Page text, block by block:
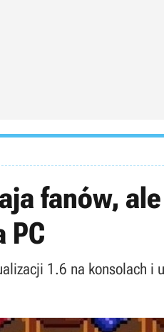
fanów,
PC
1.6 na konsolach i